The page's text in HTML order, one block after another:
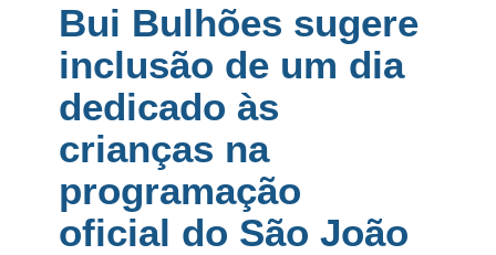
Bui Bulhões sugere
inclusão de um dia
dedicado às
crianças na
programação
oficial do São João